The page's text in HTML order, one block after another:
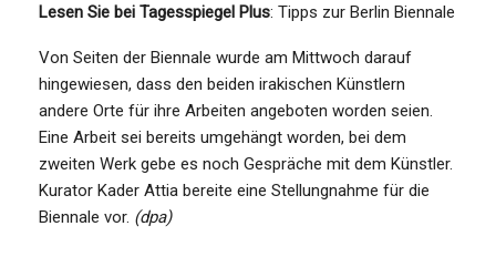
Lesen Sie bei Tagesspiegel Plus: Tipps zur Berlin Biennale
Von Seiten der Biennale wurde am Mittwoch darauf
hingewiesen, dass den beiden irakischen Künstlern
andere Orte für ihre Arbeiten angeboten worden seien.
Eine Arbeit sei bereits umgehängt worden, bei dem
zweiten Werk gebe es noch Gespräche mit dem Künstler.
Kurator Kader Attia bereite eine Stellungnahme für die
Biennale vor. (dpa)